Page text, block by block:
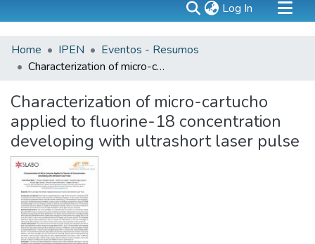
Log In (current)
Sobre
All of DSpace
Statistics
Home IPEN
Eventos - Resumos
Characterization of micro-cartucho applied to fluorine-18 concentration developing with ultrashort laser pulse
Characterization of micro-cartucho
applied to fluorine-18 concentration
developing with ultrashort laser pulse